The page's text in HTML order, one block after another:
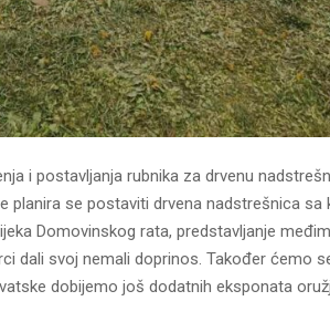
i postavljanja rubnika za drvenu
planira se postaviti drvena nadstrešnica sa
Domovinskog rata, predstavljanje
dali svoj nemali doprinos. Također ćemo
dobijemo još dodatnih eksponata